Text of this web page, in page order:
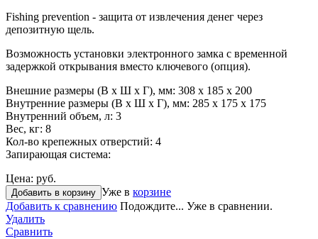
Fishing prevention - защита от извлечения денег через
депозитную щель.
Возможность установки электронного замка с временной
задержкой открывания вместо ключевого (опция).
Внешние размеры (В х Ш х Г), мм: 308 x 185 x 200
Внутренние размеры (В х Ш х Г), мм: 285 x 175 x 175
Внутренний объем, л: 3
Вес, кг: 8
Кол-во крепежных отверстий: 4
Запирающая система:
Цена: руб.
Добавить в корзину Уже в корзине
Добавить к сравнению Подождите... Уже в сравнении.
Удалить
Сравнить